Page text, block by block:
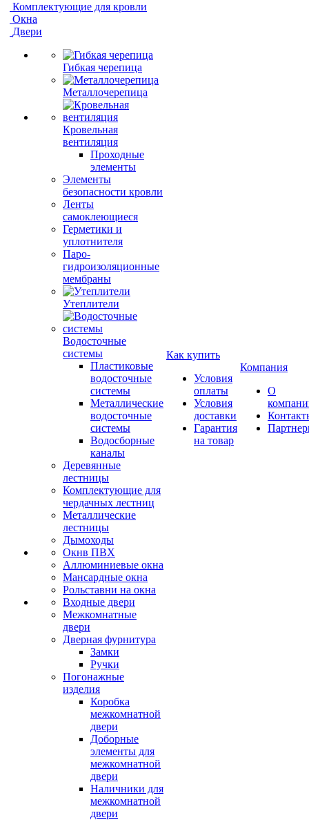
Комплектующие для кровли
Окна
Двери
Гибкая черепица
Металлочерепица
Кровельная
вентиляция
Проходные
элементы
Элементы
безопасности кровли
Ленты
самоклеющиеся
Герметики и
уплотнителя
Паро-
гидроизоляционные
мембраны
Утеплители
Водосточные
системы
Пластиковые
водосточные
системы
Металлические
водосточные
системы
Водосборные
каналы
Деревянные
лестницы
Комплектующие для
чердачных лестниц
Металлические
лестницы
Дымоходы
Окнв ПВХ
Аллюминиевые окна
Мансардные окна
Рольставни на окна
Входные двери
Межкомнатные
двери
Дверная фурнитура
Замки
Ручки
Погонажные
изделия
Коробка
межкомнатной
двери
Доборные
элементы для
межкомнатной
двери
Наличники для
межкомнатной
двери
Как купить
Условия
оплаты
Условия
доставки
Гарантия
на товар
Компания
О